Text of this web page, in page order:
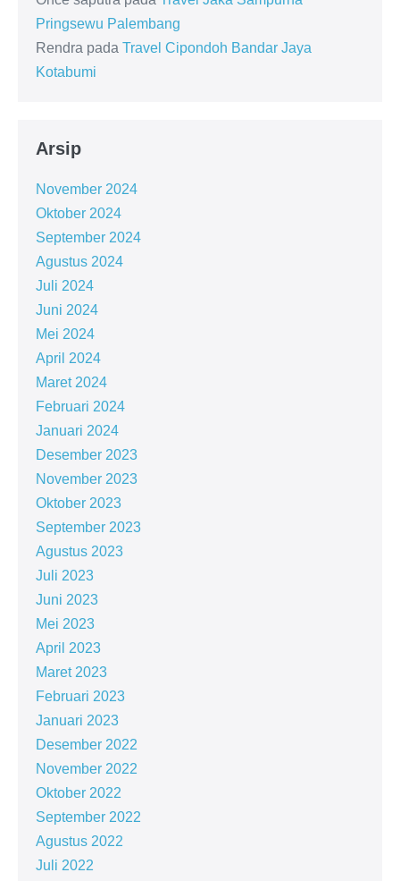
Pringsewu Palembang
Rendra pada Travel Cipondoh Bandar Jaya
Kotabumi
Arsip
November 2024
Oktober 2024
September 2024
Agustus 2024
Juli 2024
Juni 2024
Mei 2024
April 2024
Maret 2024
Februari 2024
Januari 2024
Desember 2023
November 2023
Oktober 2023
September 2023
Agustus 2023
Juli 2023
Juni 2023
Mei 2023
April 2023
Maret 2023
Februari 2023
Januari 2023
Desember 2022
November 2022
Oktober 2022
September 2022
Agustus 2022
Juli 2022